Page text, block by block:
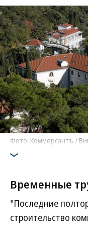
Фото: Коммерсантъ /
Временные
"Последние
строительство